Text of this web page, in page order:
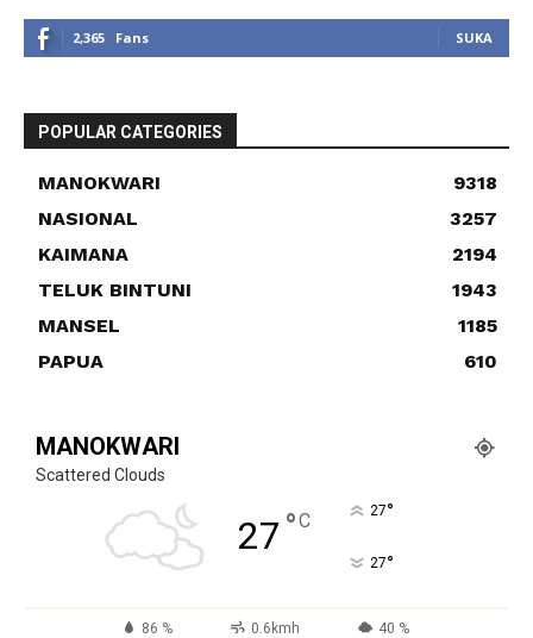
2,365 Fans SUKA
POPULAR CATEGORIES
MANOKWARI
9318
NASIONAL
3257
KAIMANA
2194
TELUK BINTUNI
1943
MANSEL
1185
PAPUA
610
MANOKWARI
Scattered Clouds
27 °C 27°
27°
86 % 0.6kmh 40 %